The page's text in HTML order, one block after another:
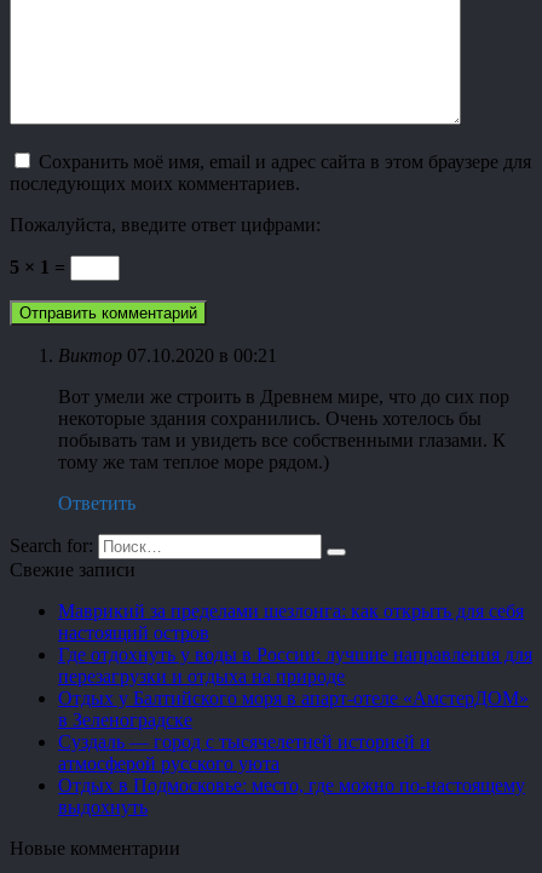
Сохранить моё имя, email и адрес сайта в этом браузере для
последующих моих комментариев.
Пожалуйста, введите ответ цифрами:
5 × 1 =
Виктор 07.10.2020 в 00:21
Вот умели же строить в Древнем мире, что до сих пор
некоторые здания сохранились. Очень хотелось бы
побывать там и увидеть все собственными глазами. К
тому же там теплое море рядом.)
Ответить
Search for:
Свежие записи
Маврикий за пределами шезлонга: как открыть для себя
настоящий остров
Где отдохнуть у воды в России: лучшие направления для
перезагрузки и отдыха на природе
Отдых у Балтийского моря в апарт-отеле «АмстерДОМ»
в Зеленоградске
Суздаль — город с тысячелетней историей и
атмосферой русского уюта
Отдых в Подмосковье: место, где можно по-настоящему
выдохнуть
Новые комментарии